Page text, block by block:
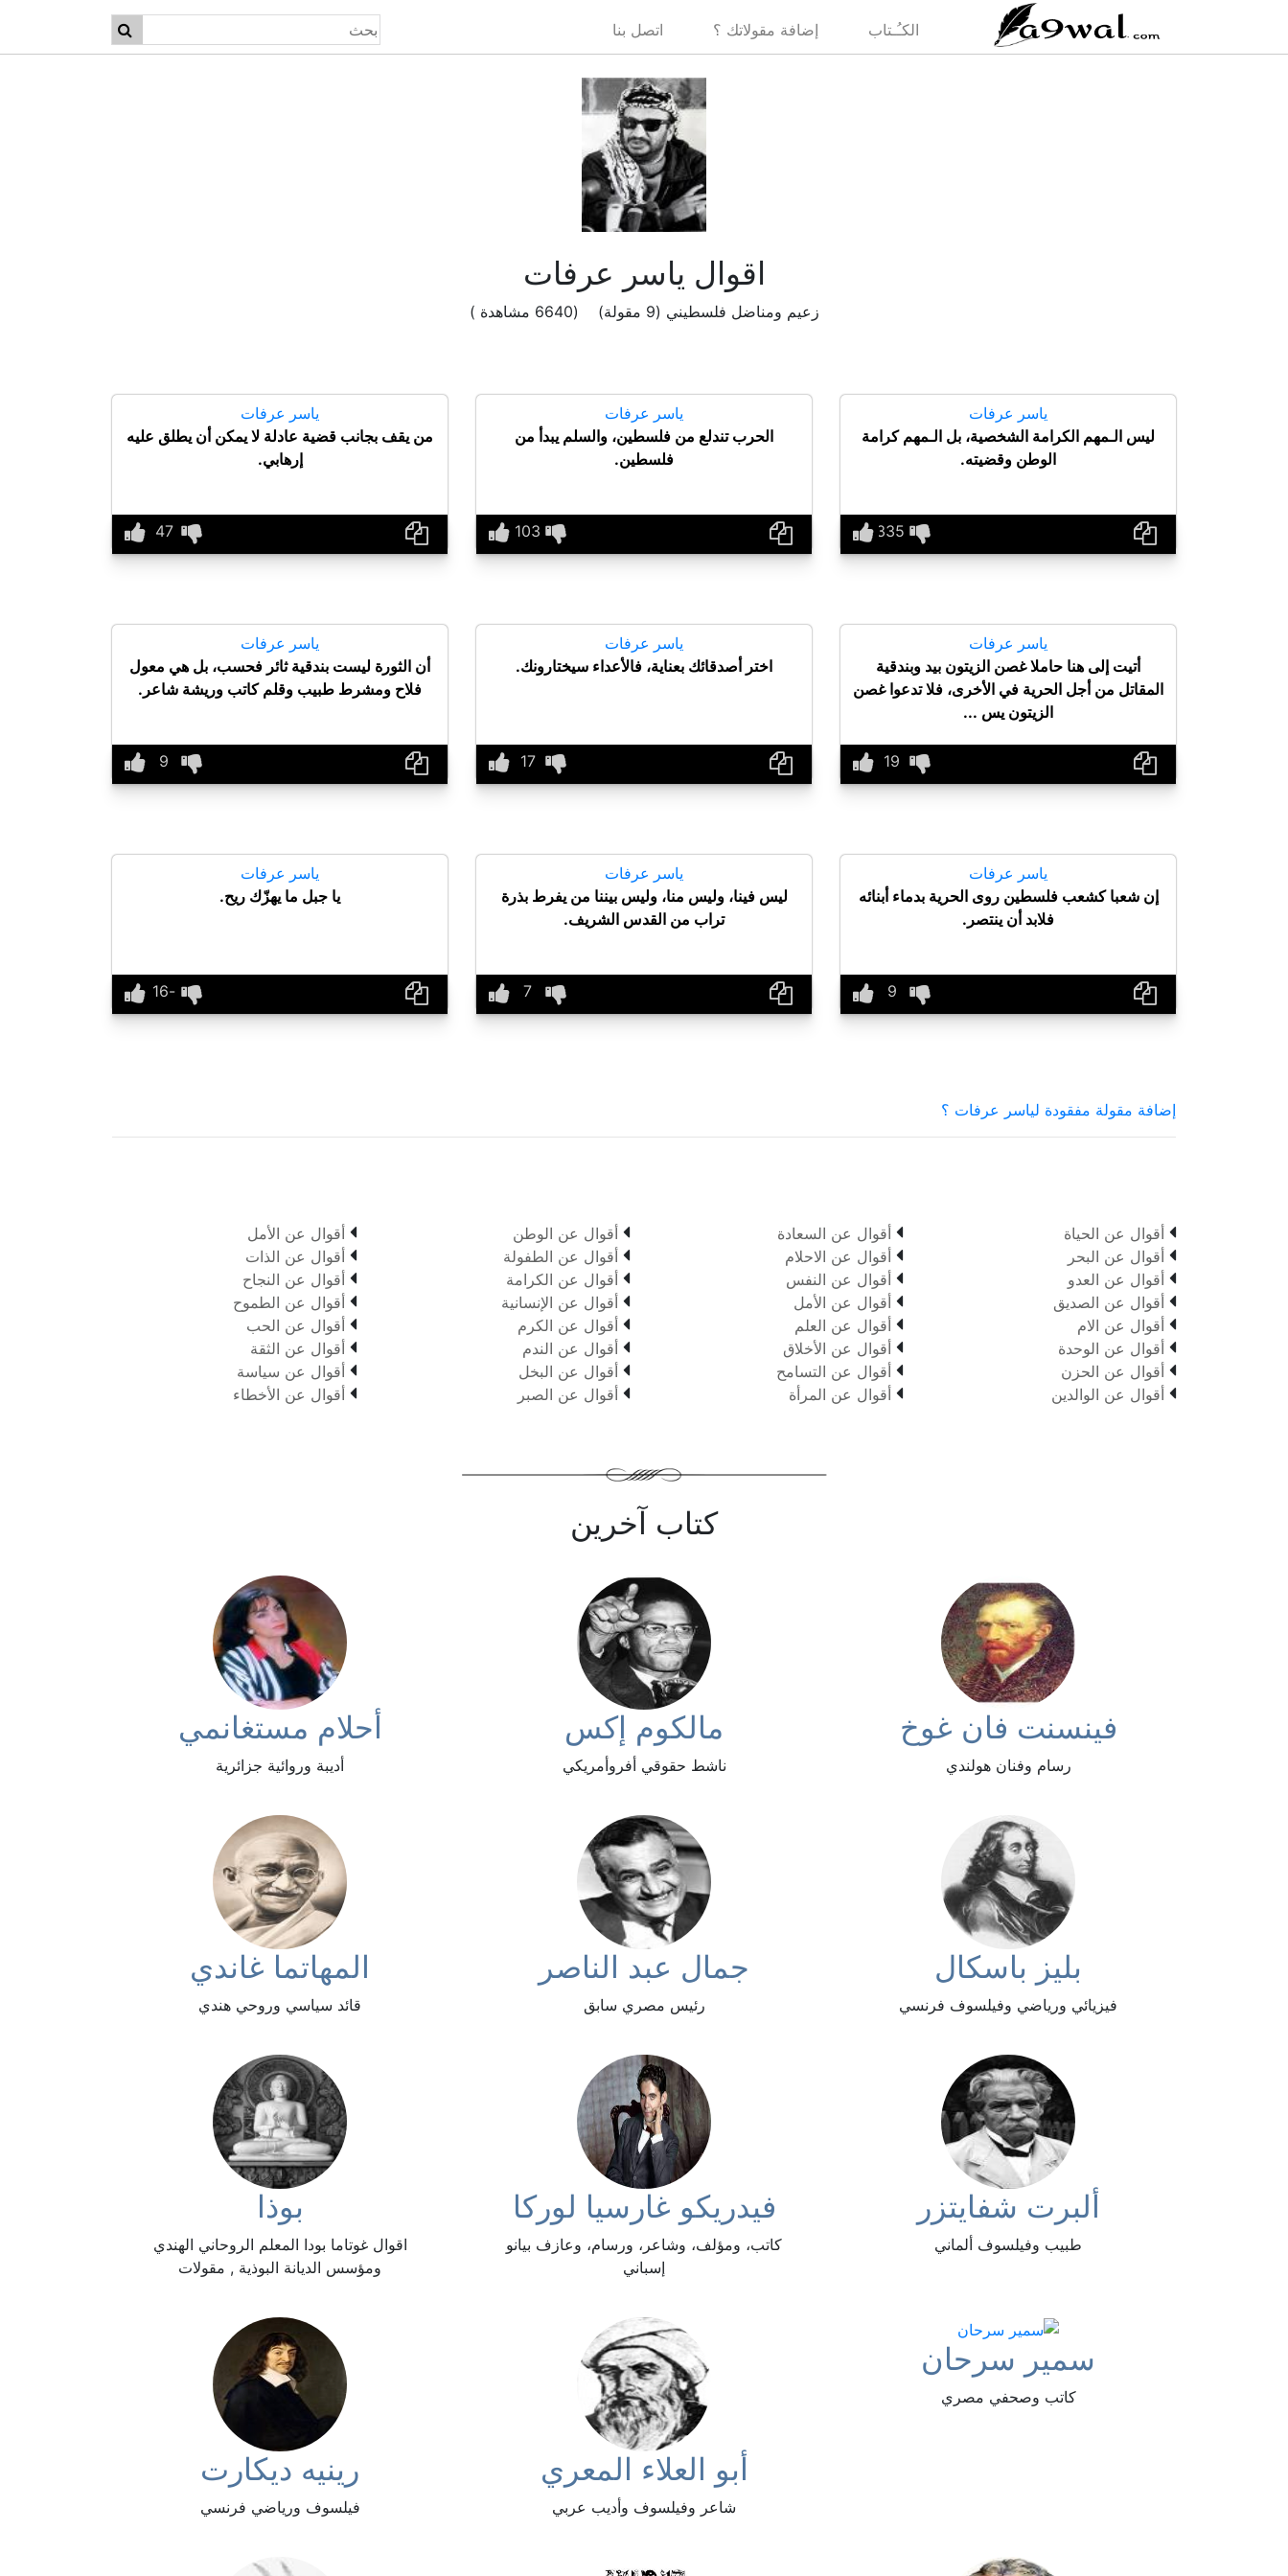
الكـُـتاب إضافة مقولاتك ؟ اتصل بنا
اقوال ياسر عرفات
زعيم ومناضل فلسطيني (9 مقولة) (6640 مشاهدة )
ياسر عرفات
ليس الـمهم الكرامة الشخصية، بل الـمهم كرامة
الوطن وقضيته.
ياسر عرفات
الحرب تندلع من فلسطين، والسلم يبدأ من
فلسطين.
ياسر عرفات
من يقف بجانب قضية عادلة لا يمكن أن يطلق عليه
إرهابي.
ياسر عرفات
أتيت إلى هنا حاملا غصن الزيتون بيد وبندقية
المقاتل من أجل الحرية في الأخرى، فلا تدعوا غصن
الزيتون يس ...
ياسر عرفات
اختر أصدقائك بعناية، فالأعداء سيختارونك.
ياسر عرفات
أن الثورة ليست بندقية ثائر فحسب، بل هي معول
فلاح ومشرط طبيب وقلم كاتب وريشة شاعر.
ياسر عرفات
إن شعبا كشعب فلسطين روى الحرية بدماء أبنائه
فلابد أن ينتصر.
ياسر عرفات
ليس فينا، وليس منا، وليس بيننا من يفرط بذرة
تراب من القدس الشريف.
ياسر عرفات
يا جبل ما يهزّك ريح.
إضافة مقولة مفقودة لياسر عرفات ؟
 أقوال عن الحياة
 أقوال عن البحر
 أقوال عن العدو
 أقوال عن الصديق
 أقوال عن الام
 أقوال عن الوحدة
 أقوال عن الحزن
 أقوال عن الوالدين
 أقوال عن السعادة
 أقوال عن الاحلام
 أقوال عن النفس
 أقوال عن الأمل
 أقوال عن العلم
 أقوال عن الأخلاق
 أقوال عن التسامح
 أقوال عن المرأة
 أقوال عن الوطن
 أقوال عن الطفولة
 أقوال عن الكرامة
 أقوال عن الإنسانية
 أقوال عن الكرم
 أقوال عن الندم
 أقوال عن البخل
 أقوال عن الصبر
 أقوال عن الأمل
 أقوال عن الذات
 أقوال عن النجاح
 أقوال عن الطموح
 أقوال عن الحب
 أقوال عن الثقة
 أقوال عن سياسة
 أقوال عن الأخطاء
كتاب آخرين
فينسنت فان غوخ
رسام وفنان هولندي
مالكوم إكس
ناشط حقوقي أفروأمريكي
أحلام مستغانمي
أديبة وروائية جزائرية
بليز باسكال
فيزيائي ورياضي وفيلسوف فرنسي
جمال عبد الناصر
رئيس مصري سابق
المهاتما غاندي
قائد سياسي وروحي هندي
ألبرت شفايتزر
طبيب وفيلسوف ألماني
فيدريكو غارسيا لوركا
كاتب، ومؤلف، وشاعر، ورسام، وعازف بيانو
إسباني
بوذا
اقوال غوتاما بودا المعلم الروحاني الهندي
ومؤسس الديانة البوذية , مقولات
سمير سرحان
كاتب وصحفي مصري
أبو العلاء المعري
شاعر وفيلسوف وأديب عربي
رينيه ديكارت
فيلسوف ورياضي فرنسي